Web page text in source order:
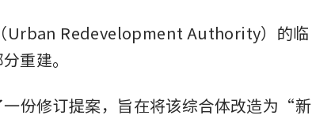
Urban Redevelopment Authority）的临
重建。
份修订提案，旨在将该综合体改造为“新